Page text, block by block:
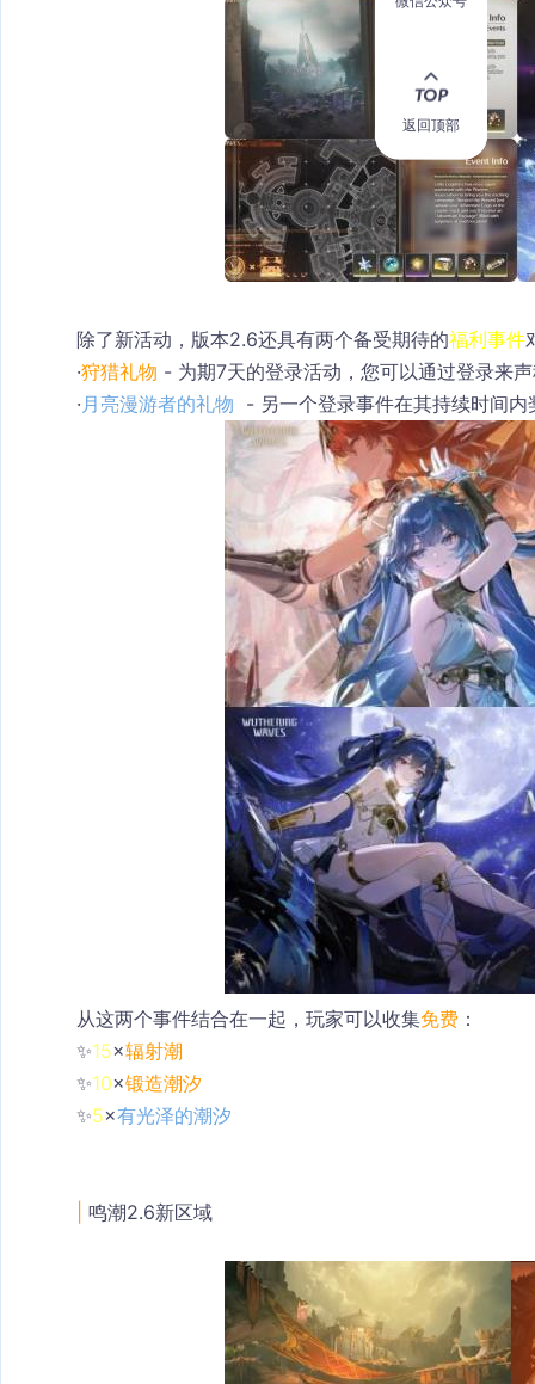
除了新活动，版本2.6还具有两个备受期待的福利事件
·狩猎礼物 - 为期7天的登录活动，您可以通过登录来
· 月亮漫游者的礼物 - 另一个登录事件在其持续时间
从这两个事件结合在一起，玩家可以收集免费 ：
✨15×辐射潮
✨10×锻造潮汐
✨5×有光泽的潮汐
鸣潮2.6新区域
返回顶部